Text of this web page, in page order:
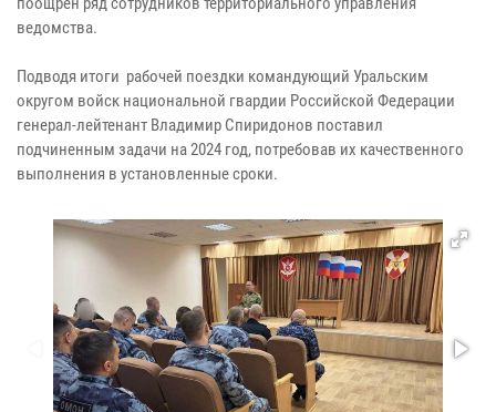
ведомства.
Подводя итоги рабочей поездки командующий Уральским
округом войск национальной гвардии Российской Федерации
генерал-лейтенант Владимир Спиридонов поставил
подчиненным задачи на 2024 год, потребовав их качественного
выполнения в установленные сроки.